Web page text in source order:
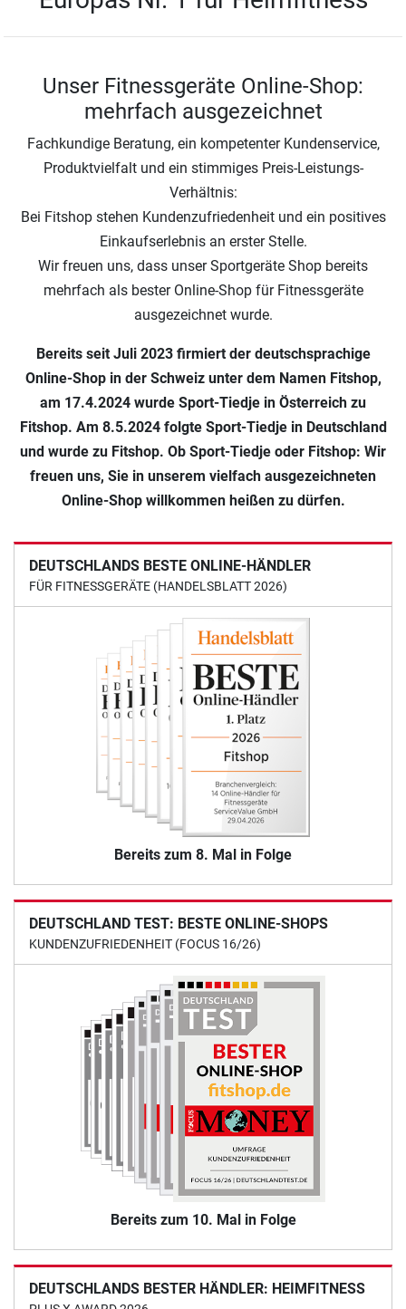
Unser Fitnessgeräte Online-Shop:
mehrfach ausgezeichnet
Fachkundige Beratung, ein kompetenter Kundenservice,
Produktvielfalt und ein stimmiges Preis-Leistungs-
Verhältnis:
Bei Fitshop stehen Kundenzufriedenheit und ein positives
Einkaufserlebnis an erster Stelle.
Wir freuen uns, dass unser Sportgeräte Shop bereits
mehrfach als bester Online-Shop für Fitnessgeräte
ausgezeichnet wurde.
Bereits seit Juli 2023 firmiert der deutschsprachige
Online-Shop in der Schweiz unter dem Namen Fitshop,
am 17.4.2024 wurde Sport-Tiedje in Österreich zu
Fitshop. Am 8.5.2024 folgte Sport-Tiedje in Deutschland
und wurde zu Fitshop. Ob Sport-Tiedje oder Fitshop: Wir
freuen uns, Sie in unserem vielfach ausgezeichneten
Online-Shop willkommen heißen zu dürfen.
DEUTSCHLANDS BESTE ONLINE-HÄNDLER
FÜR FITNESSGERÄTE (HANDELSBLATT 2026)
Bereits zum 8. Mal in Folge
DEUTSCHLAND TEST: BESTE ONLINE-SHOPS
KUNDENZUFRIEDENHEIT (FOCUS 16/26)
Bereits zum 10. Mal in Folge
DEUTSCHLANDS BESTER HÄNDLER: HEIMFITNESS